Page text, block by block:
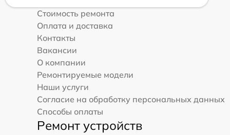
Стоимость ремонта
Оплата и доставка
Контакты
Вакансии
О компании
Ремонтируемые модели
Наши услуги
Согласие на обработку персональных данных
Способы оплаты
Ремонт устройств